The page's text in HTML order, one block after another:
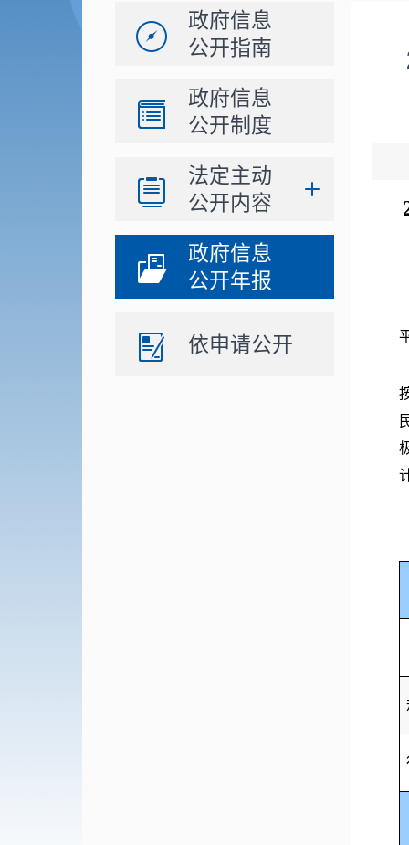
政府信息
公开指南
政府信息
公开制度
法定主动
公开内容
政府信息
公开年报
依申请公开